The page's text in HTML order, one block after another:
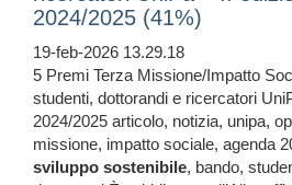
2024/2025 (41%)
19-feb-2026 13.29.18
5 Premi Terza Missione/Impatto
studenti, dottorandi e ricercatori
2024/2025 articolo, notizia, unipa,
missione, impatto sociale, agenda
sviluppo sostenibile, bando,